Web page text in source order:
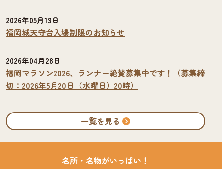
2026年05月19日
福岡城天守台入場制限のお知らせ
2026年04月28日
福岡マラソン2026、ランナー絶賛募集中です！（募集締
切：2026年5月20日（水曜日）20時）
一覧を見る
名所・名物がいっぱい！